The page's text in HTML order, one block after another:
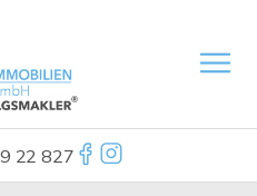
22 827